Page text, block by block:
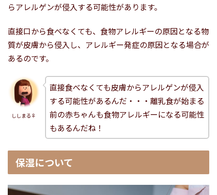
らアレルゲンが侵入する可能性があります。
直接口から食べなくても、食物アレルギーの原因となる物
質が皮膚から侵入し、アレルギー発症の原因となる場合が
あるのです。
ししまる♀
直接食べなくても皮膚からアレルゲンが侵入
する可能性があるんだ・・・離乳食が始まる
前の赤ちゃんも食物アレルギーになる可能性
もあるんだね！
保湿について